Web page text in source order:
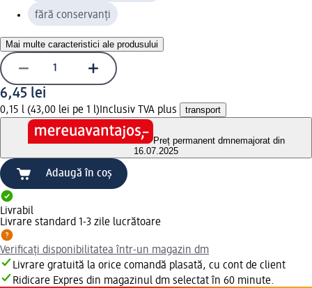
fără conservanți
Mai multe caracteristici ale produsului
6,45 lei
0,15 l (43,00 lei pe 1 l) Inclusiv TVA plus transport
Preț permanent dmnemajorat din
16.07.2025
Adaugă în coș
Livrabil
Livrare standard 1-3 zile lucrătoare
Verificați disponibilitatea într-un magazin dm
Livrare gratuită la orice comandă plasată, cu cont de client
Ridicare Expres din magazinul dm selectat în 60 minute.